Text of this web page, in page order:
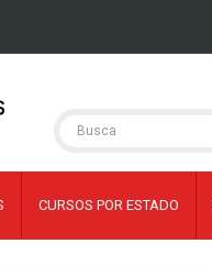
CURSOS POR ESTADO